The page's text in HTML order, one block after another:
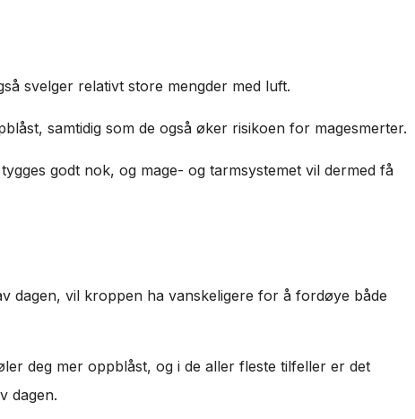
svelger relativt store mengder med luft.
samtidig som de også øker risikoen for magesmerter.
godt nok, og mage- og tarmsystemet vil dermed få
dagen, vil kroppen ha vanskeligere for å fordøye både
deg mer oppblåst, og i de aller fleste tilfeller er det
dagen.